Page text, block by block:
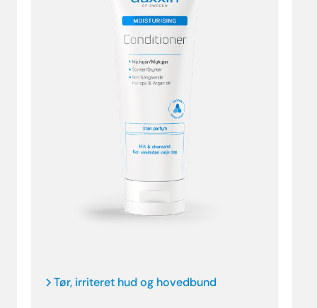
Tør, irriteret hud og hovedbund